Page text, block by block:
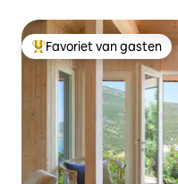
Topfavoriet van gasten
Favoriet van gasten